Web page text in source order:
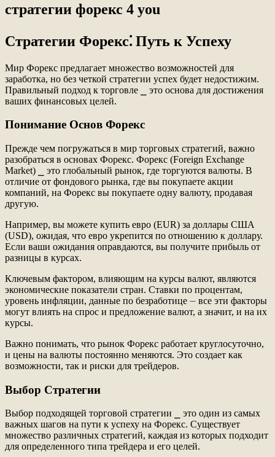
стратегии форекс 4 you
Стратегии Форекс⁚ Путь к Успеху
Мир Форекс предлагает множество возможностей для
заработка, но без четкой стратегии успех будет недостижим.
Правильный подход к торговле ⎯ это основа для достижения
ваших финансовых целей.
Понимание Основ Форекс
Прежде чем погружаться в мир торговых стратегий, важно
разобраться в основах Форекс. Форекс (Foreign Exchange
Market) ⎯ это глобальный рынок, где торгуются валюты. В
отличие от фондового рынка, где вы покупаете акции
компаний, на Форекс вы покупаете одну валюту, продавая
другую.
Например, вы можете купить евро (EUR) за доллары США
(USD), ожидая, что евро укрепится по отношению к доллару.
Если ваши ожидания оправдаются, вы получите прибыль от
разницы в курсах.
Ключевым фактором, влияющим на курсы валют, являются
экономические показатели стран. Ставки по процентам,
уровень инфляции, данные по безработице ⏤ все эти факторы
могут влиять на спрос и предложение валют, а значит, и на их
курсы.
Важно понимать, что рынок Форекс работает круглосуточно,
и цены на валюты постоянно меняются. Это создает как
возможности, так и риски для трейдеров.
Выбор Стратегии
Выбор подходящей торговой стратегии ⎯ это один из самых
важных шагов на пути к успеху на Форекс. Существует
множество различных стратегий, каждая из которых подходит
для определенного типа трейдера и его целей.